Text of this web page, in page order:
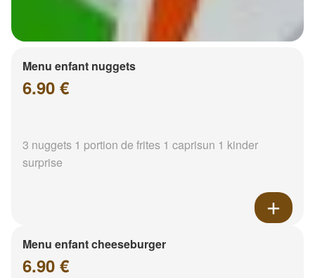
Menu enfant nuggets
6.90 €
3 nuggets 1 portion de frites 1 caprisun 1 kinder
surprise
Menu enfant cheeseburger
6.90 €